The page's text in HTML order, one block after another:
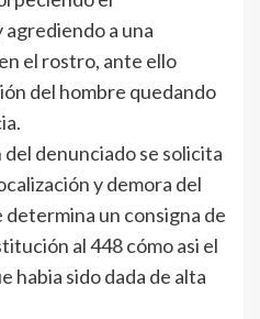
a una
el rostro, ante ello
del hombre quedando
denunciado se solicita
y demora del
determina un consigna de
al 448 cómo asi el
habia sido dada de alta